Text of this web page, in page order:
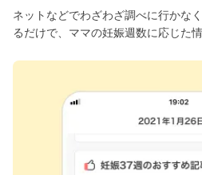
ネットなどでわざわざ調べに行かな
るだけで、ママの妊娠週数に応じた